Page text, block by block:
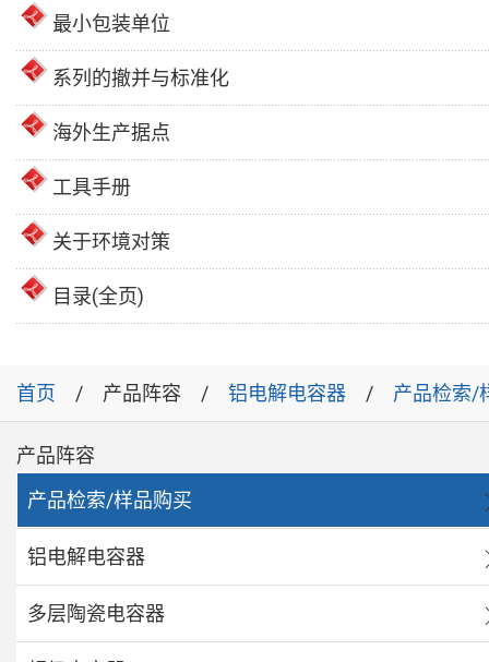
最小包装单位
系列的撤并与标准化
海外生产据点
工具手册
关于环境对策
目录(全页)
首页 产品阵容 铝电解电容器 产品检索/
产品阵容
产品检索/样品购买
铝电解电容器
多层陶瓷电容器